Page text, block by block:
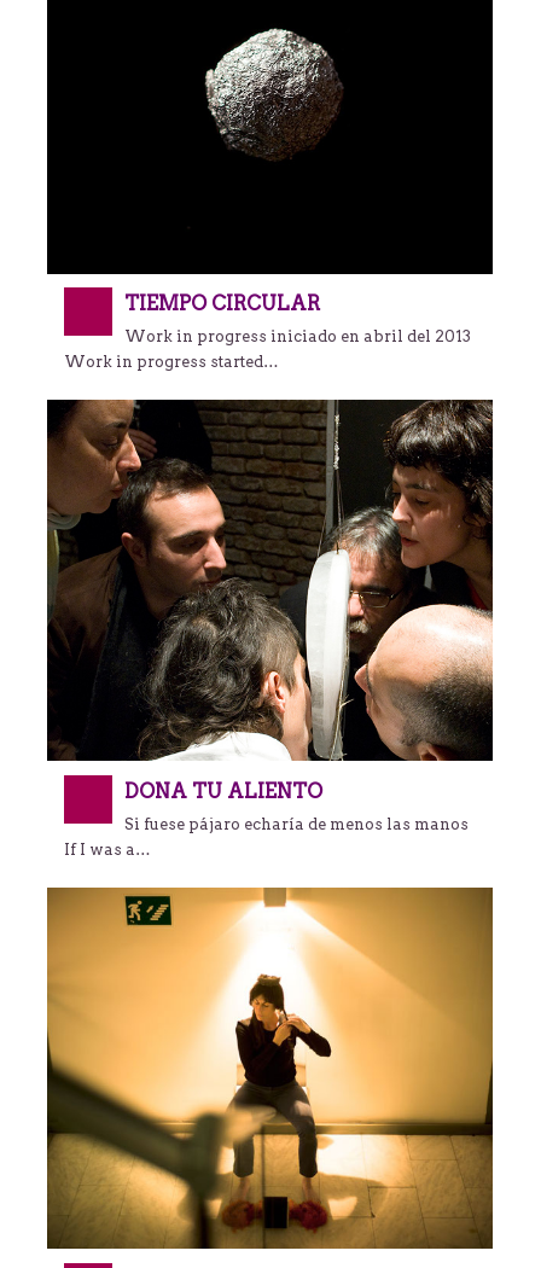
TIEMPO CIRCULAR
Work in progress iniciado en abril del 2013
Work in progress started…
DONA TU ALIENTO
Si fuese pájaro echaría de menos las manos
If I was a…